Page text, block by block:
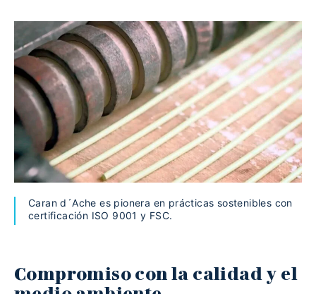
Caran d´Ache es pionera en prácticas sostenibles con
certificación ISO 9001 y FSC.
Compromiso con la calidad y el